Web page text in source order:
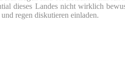
dieses Landes nicht wirklich
regen diskutieren einladen.